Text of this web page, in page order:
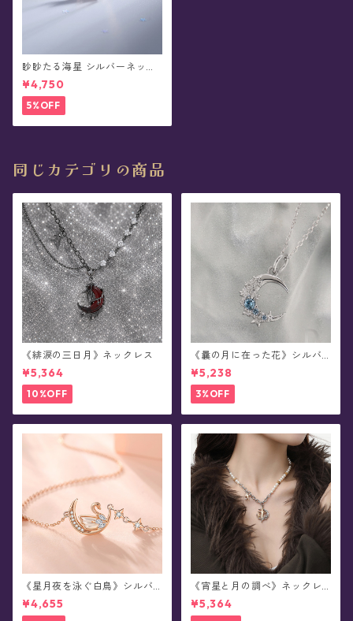
眇眇たる海星 シルバーネック
レス
¥4,750
5%OFF
同じカテゴリの商品
《緋涙の三日月》ネックレス
¥5,364
10%OFF
《曩の月に在った花》シルバ
ーネックレス
¥5,238
3%OFF
《星月夜を泳ぐ白鳥》シルバ
ーネックレス
¥4,655
《宵星と月の調べ》ネックレ
ス
¥5,364